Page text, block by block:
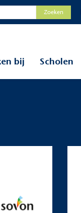
bij Scholen